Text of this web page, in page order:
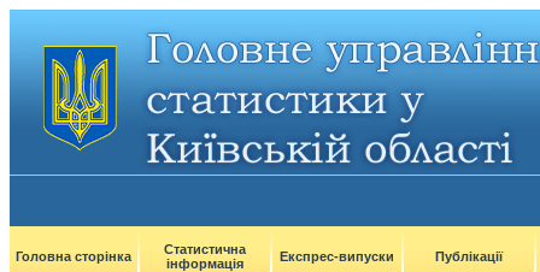
Головна сторінка
Статистична
інформація
Експрес-випуски Публікації